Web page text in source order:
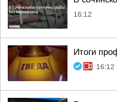
16:12
Итоги
16:12